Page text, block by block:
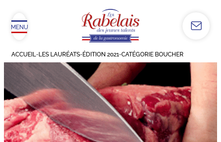
MENU
ACCUEIL-LES LAURÉATS-ÉDITION 2021-CATÉGORIE BOUCHER